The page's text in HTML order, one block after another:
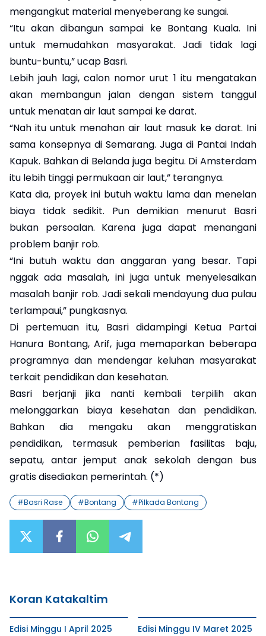
mengangkut material menyeberang ke sungai.
“Itu akan dibangun sampai ke Bontang Kuala. Ini
untuk memudahkan masyarakat. Jadi tidak lagi
buntu-buntu,” ucap Basri.
Lebih jauh lagi, calon nomor urut 1 itu mengatakan
akan membangun jalan dengan sistem tanggul
untuk menatan air laut sampai ke darat.
“Nah itu untuk menahan air laut masuk ke darat. Ini
sama konsepnya di Semarang. Juga di Pantai Indah
Kapuk. Bahkan di Belanda juga begitu. Di Amsterdam
itu lebih tinggi permukaan air laut,” terangnya.
Kata dia, proyek ini butuh waktu lama dan menelan
biaya tidak sedikit. Pun demikian menurut Basri
bukan persoalan. Karena juga dapat menangani
problem banjir rob.
“Ini butuh waktu dan anggaran yang besar. Tapi
nggak ada masalah, ini juga untuk menyelesaikan
masalah banjir rob. Jadi sekali mendayung dua pulau
terlampaui,” pungkasnya.
Di pertemuan itu, Basri didampingi Ketua Partai
Hanura Bontang, Arif, juga memaparkan beberapa
programnya dan mendengar keluhan masyarakat
terkait pendidikan dan kesehatan.
Basri berjanji jika nanti kembali terpilih akan
melonggarkan biaya kesehatan dan pendidikan.
Bahkan dia mengaku akan menggratiskan
pendidikan, termasuk pemberian fasilitas baju,
sepatu, antar jemput anak sekolah dengan bus
gratis disediakan pemerintah. (*)
#Basri Rase #Bontang #Pilkada Bontang
Koran Katakaltim
Edisi Minggu I April 2025 Edisi Minggu IV Maret 2025